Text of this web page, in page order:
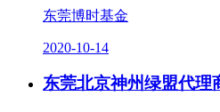
东莞博时基金
2020-10-14
东莞北京神州绿盟代理